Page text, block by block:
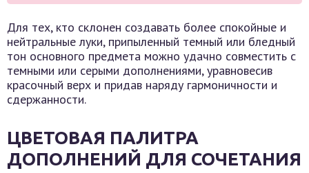
Для тех, кто склонен создавать более спокойные и
нейтральные луки, припыленный темный или бледный
тон основного предмета можно удачно совместить с
темными или серыми дополнениями, уравновесив
красочный верх и придав наряду гармоничности и
сдержанности.
ЦВЕТОВАЯ ПАЛИТРА
ДОПОЛНЕНИЙ ДЛЯ СОЧЕТАНИЯ